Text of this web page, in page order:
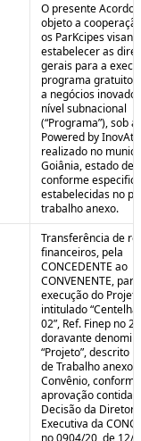
O presente Acordo
objeto a
os ParKcipes
estabelecer as
gerais para a
programa gratuito
a negócios
nível subnacional
(“Programa”), sob
Powered by
realizado no
Goiânia, estado de
conforme
estabelecidas no
trabalho anexo.
Transferência de
financeiros, pela
CONCEDENTE ao
CONVENENTE,
execução do Projeto
intitulado
02”, Ref. Finep no
doravante
“Projeto”, descrito
de Trabalho anexo
Convênio, conforme
aprovação contida
Decisão da
Executiva da
no 0904/20, de 12/